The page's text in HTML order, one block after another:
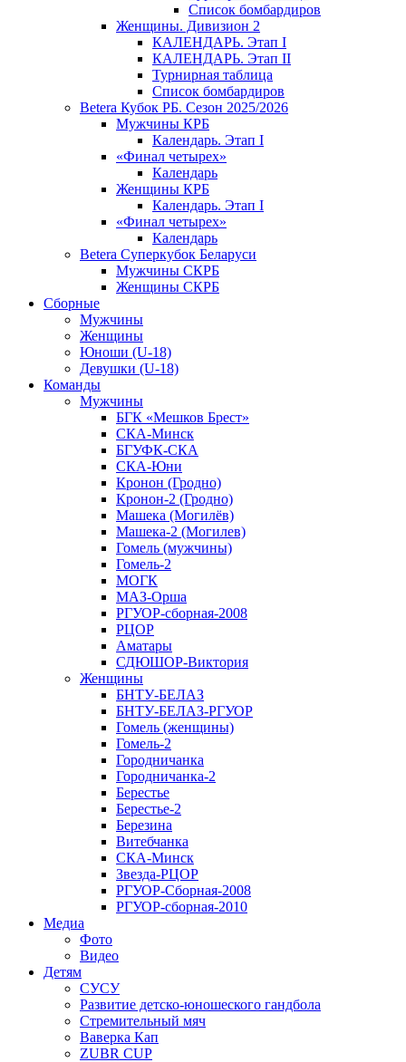
Список бомбардиров
Женщины. Дивизион 2
КАЛЕНДАРЬ. Этап I
КАЛЕНДАРЬ. Этап II
Турнирная таблица
Список бомбардиров
Betera Кубок РБ. Сезон 2025/2026
Мужчины КРБ
Календарь. Этап I
«Финал четырех»
Календарь
Женщины КРБ
Календарь. Этап I
«Финал четырех»
Календарь
Betera Суперкубок Беларуси
Мужчины СКРБ
Женщины СКРБ
Сборные
Мужчины
Женщины
Юноши (U-18)
Девушки (U-18)
Команды
Мужчины
БГК «Мешков Брест»
СКА-Минск
БГУФК-СКА
СКА-Юни
Кронон (Гродно)
Кронон-2 (Гродно)
Машека (Могилёв)
Машека-2 (Могилев)
Гомель (мужчины)
Гомель-2
МОГК
МАЗ-Орша
РГУОР-сборная-2008
РЦОР
Аматары
СДЮШОР-Виктория
Женщины
БНТУ-БЕЛАЗ
БНТУ-БЕЛАЗ-РГУОР
Гомель (женщины)
Гомель-2
Городничанка
Городничанка-2
Берестье
Берестье-2
Березина
Витебчанка
СКА-Минск
Звезда-РЦОР
РГУОР-Сборная-2008
РГУОР-сборная-2010
Медиа
Фото
Видео
Детям
СУСУ
Развитие детско-юношеского гандбола
Стремительный мяч
Ваверка Кап
ZUBR CUP